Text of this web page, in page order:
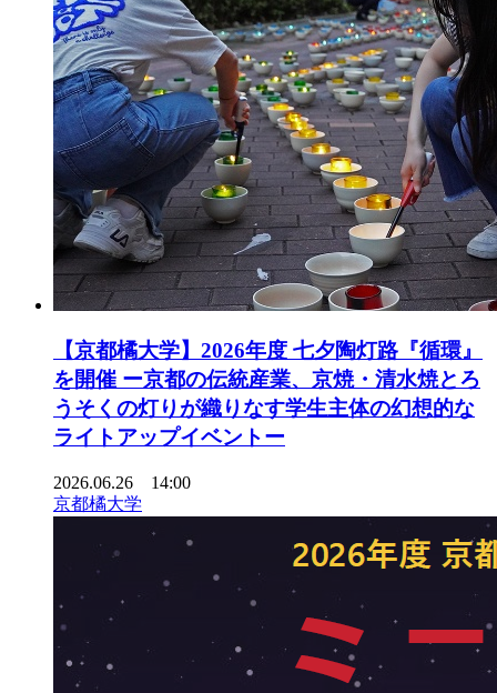
【京都橘大学】2026年度 七夕陶灯路『循環』
を開催 ー京都の伝統産業、京焼・清水焼とろ
うそくの灯りが織りなす学生主体の幻想的な
ライトアップイベントー
2026.06.26 14:00
京都橘大学